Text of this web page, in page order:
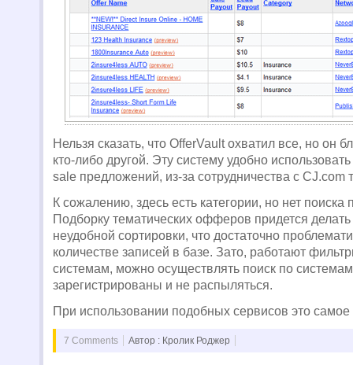
Нельзя сказать, что OfferVault охватил все, но он
кто-либо другой. Эту систему удобно
sale предложений, из-за сотрудничества с CJ.com
К сожалению, здесь есть категории, но нет поиска
Подборку тематических офферов придется
неудобной сортировки, что достаточно
количестве записей в базе. Зато, работают
системам, можно осуществлять поиск по
зарегистрированы и не распыляться.
При использовании подобных сервисов это
7 Comments Автор : Кролик Роджер